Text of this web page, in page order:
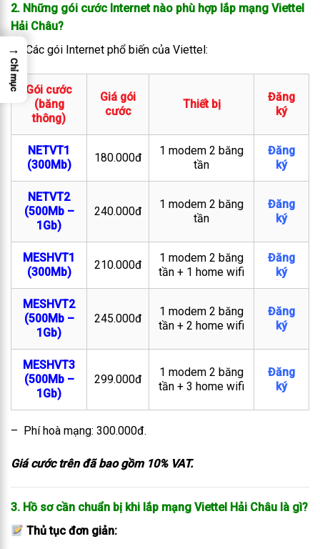
2. Những gói cước Internet nào phù hợp lắp mạng Viettel
Hải Châu?
Các gói Internet phổ biến của Viettel:
Gói cước
(băng
thông)
Giá gói
cước
Thiết bị
Đăng
ký
NETVT1
(300Mb)
180.000đ
1 modem 2 băng
tần
Đăng
ký
NETVT2
(500Mb –
1Gb)
240.000đ
1 modem 2 băng
tần
Đăng
ký
MESHVT1
(300Mb)
210.000đ
1 modem 2 băng
tần + 1 home wifi
Đăng
ký
MESHVT2
(500Mb –
1Gb)
245.000đ
1 modem 2 băng
tần + 2 home wifi
Đăng
ký
MESHVT3
(500Mb –
1Gb)
299.000đ
1 modem 2 băng
tần + 3 home wifi
Đăng
ký
– Phí hoà mạng: 300.000đ.
Giá cước trên đã bao gồm 10% VAT.
3. Hồ sơ cần chuẩn bị khi lắp mạng Viettel Hải Châu là gì?
Thủ tục đơn giản:
→
Chỉ mục